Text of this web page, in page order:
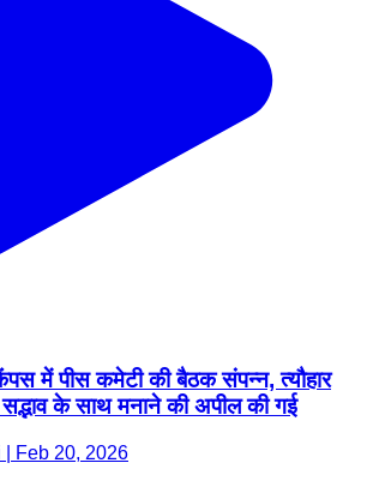
में पीस कमेटी की बैठक संपन्न, त्यौहार
के साथ मनाने की अपील की गई
Feb 20, 2026